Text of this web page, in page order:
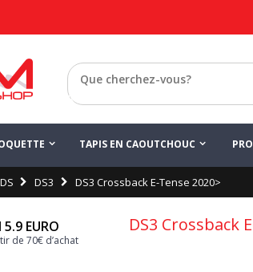
Retour
TAPIS EN CAOUTCHOUC
DS DS3 DS3 Crossback E-Tense 2020>
DS3 Crossback
5.9 EURO
de 70€ d’achat